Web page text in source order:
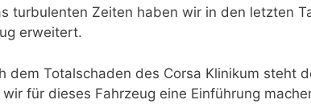
turbulenten Zeiten haben wir in den letzten
erweitert.
dem Totalschaden des Corsa Klinikum steht
für dieses Fahrzeug eine Einführung